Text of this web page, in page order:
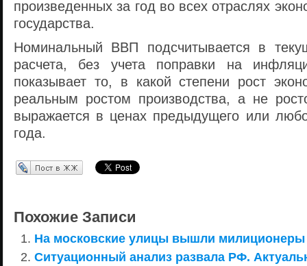
произведенных за год во всех отраслях
государства.
Номинальный ВВП подсчитывается в
расчета, без учета поправки на
показывает то, в какой степени рост
реальным ростом производства, а не
выражается в ценах предыдущего или
года.
Перепост в ЖЖ
Похожие Записи
На московские улицы вышли
Ситуационный анализ развала РФ.